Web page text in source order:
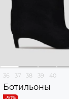
36 37 38 39 40
Ботильоны